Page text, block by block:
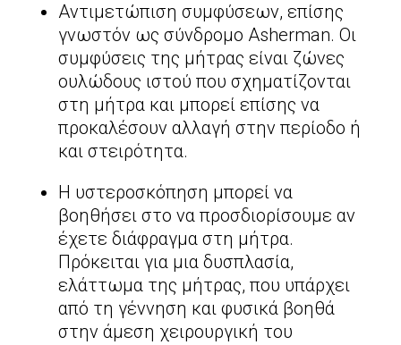
Αντιμετώπιση συμφύσεων, επίσης
γνωστόν ως σύνδρομο Asherman. Οι
συμφύσεις της μήτρας είναι ζώνες
ουλώδους ιστού που σχηματίζονται
στη μήτρα και μπορεί επίσης να
προκαλέσουν αλλαγή στην περίοδο ή
και στειρότητα.
Η υστεροσκόπηση μπορεί να
βοηθήσει στο να προσδιορίσουμε αν
έχετε διάφραγμα στη μήτρα.
Πρόκειται για μια δυσπλασία,
ελάττωμα της μήτρας, που υπάρχει
από τη γέννηση και φυσικά βοηθά
στην άμεση χειρουργική του